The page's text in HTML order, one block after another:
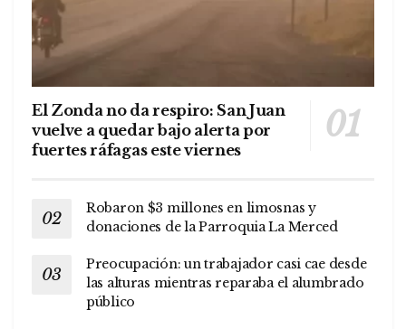
El Zonda no da respiro: San Juan
vuelve a quedar bajo alerta por
fuertes ráfagas este viernes
Robaron $3 millones en limosnas y
donaciones de la Parroquia La Merced
Preocupación: un trabajador casi cae desde
las alturas mientras reparaba el alumbrado
público